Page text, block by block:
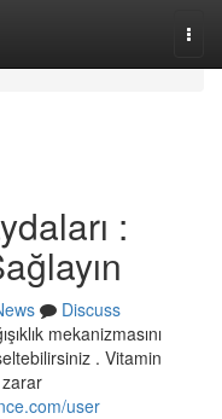
:
Discuss
mekanizmasını
. Vitamin
user